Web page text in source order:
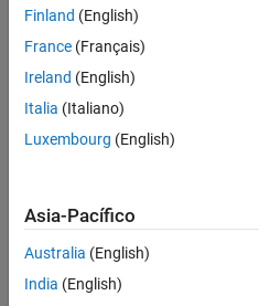
Finland (English)
France (Français)
Ireland (English)
Italia (Italiano)
Luxembourg (English)
Asia-Pacífico
Australia (English)
India (English)